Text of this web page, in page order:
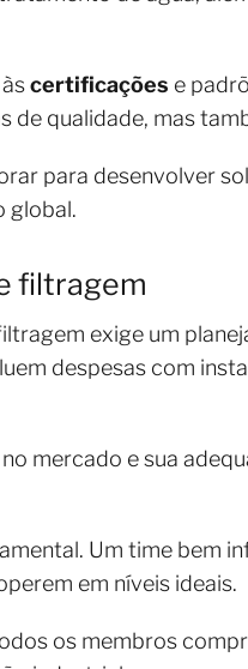
certificações e
de qualidade, mas
para desenvolver
global.
filtragem
exige um
despesas com
mercado e sua
Um time bem
em níveis ideais.
os membros